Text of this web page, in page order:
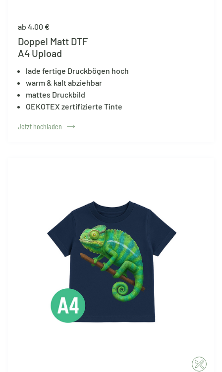
ab 4,00 €
Doppel Matt DTF
A4 Upload
lade fertige Druckbögen hoch
warm & kalt abziehbar
mattes Druckbild
OEKOTEX zertifizierte Tinte
Jetzt hochladen